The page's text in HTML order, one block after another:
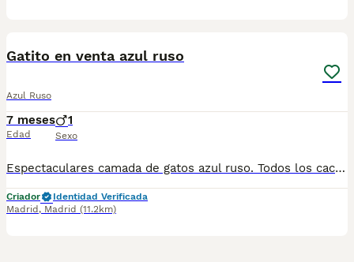
Gatito en venta azul ruso
Azul Ruso
7 meses
Edad
1
Sexo
Espectaculares camada de gatos azul ruso. Todos los cachorritos se entregan con unos dos meses y medio de edad y sus vacunas correspondientes, desparasitados interna y externamente, con certificado de salud, y garantía tanto por enfermedad vírica como congénito genética. Posibilidad de entregar en toda España mediante transporte propio preparado para animales y con chofer privado. Los precios pueden variar según las características y morfología de cada cachorro. Añádenos al whats app o llámanos, y encantados atenderemos todas tus dudas y consultas. Teléfono / Whats app: 641 92 23 90
Criador
Identidad Verificada
Madrid , Madrid (11.2km)